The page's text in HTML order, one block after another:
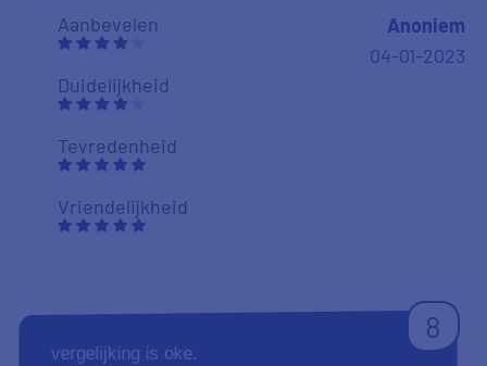
Aanbevelen
Duidelijkheid
Tevredenheid
Vriendelijkheid
Anoniem
04-01-2023
8
vergelijking is oke.